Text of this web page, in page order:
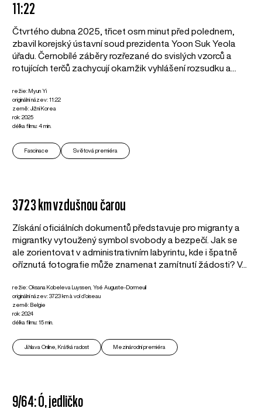
11:22
Čtvrtého dubna 2025, třicet osm minut před polednem,
zbavil korejský ústavní soud prezidenta Yoon Suk Yeola
úřadu. Černobílé záběry rozřezané do svislých vzorců a
rotujících terčů zachycují okamžik vyhlášení rozsudku a...
režie: Myun Yi
originální název: 11:22
země: Jižní Korea
rok: 2025
délka filmu: 4 min.
Fascinace Světová premiéra
3723 km vzdušnou čarou
Získání oficiálních dokumentů představuje pro migranty a
migrantky vytoužený symbol svobody a bezpečí. Jak se
ale zorientovat v administrativním labyrintu, kde i špatně
oříznutá fotografie může znamenat zamítnutí žádosti? V...
režie: Oksana Kobeleva Luyssen, Ysé Auguste-Dormeuil
originální název: 3723 km à vol d'oiseau
země: Belgie
rok: 2024
délka filmu: 15 min.
Ji.hlava Online, Krátká radost Mezinárodní premiéra
9/64: Ó, jedličko